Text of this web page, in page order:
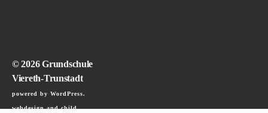
© 2026Grundschule
Viereth-Trunstadt
powered by WordPress.
webdesign and child